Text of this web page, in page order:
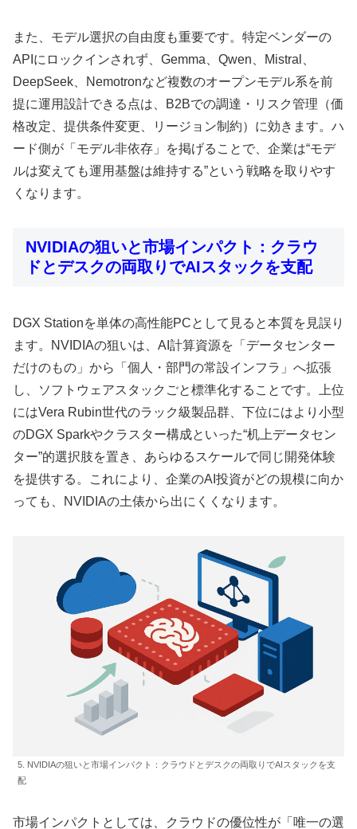
また、モデル選択の自由度も重要です。特定ベンダーの
APIにロックインされず、Gemma、Qwen、Mistral、
DeepSeek、Nemotronなど複数のオープンモデル系を前
提に運用設計できる点は、B2Bでの調達・リスク管理（価
格改定、提供条件変更、リージョン制約）に効きます。ハ
ード側が「モデル非依存」を掲げることで、企業は“モデ
ルは変えても運用基盤は維持する”という戦略を取りやす
くなります。
NVIDIAの狙いと市場インパクト：クラウ
ドとデスクの両取りでAIスタックを支配
DGX Stationを単体の高性能PCとして見ると本質を見誤り
ます。NVIDIAの狙いは、AI計算資源を「データセンター
だけのもの」から「個人・部門の常設インフラ」へ拡張
し、ソフトウェアスタックごと標準化することです。上位
にはVera Rubin世代のラック級製品群、下位にはより小型
のDGX Sparkやクラスター構成といった“机上データセン
ター”的選択肢を置き、あらゆるスケールで同じ開発体験
を提供する。これにより、企業のAI投資がどの規模に向か
っても、NVIDIAの土俵から出にくくなります。
5. NVIDIAの狙いと市場インパクト：クラウドとデスクの両取りでAIスタックを支
配
市場インパクトとしては、クラウドの優位性が「唯一の選